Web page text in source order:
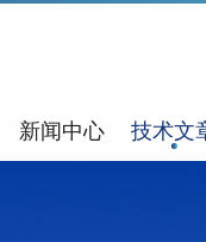
新闻中心 技术文